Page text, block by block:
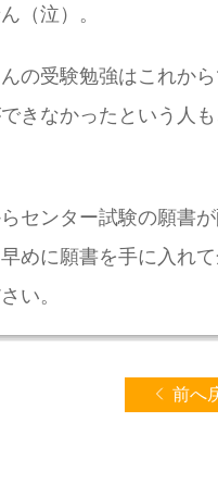
（泣）。
の受験勉強はこれから
きなかったという人
センター試験の願書が
めに願書を手に入れ
い。
前へ